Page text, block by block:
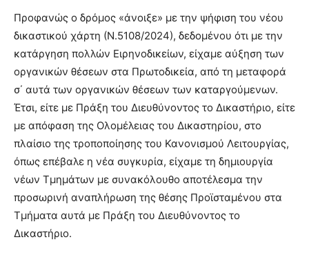
Προφανώς ο δρόμος «άνοιξε» με την ψήφιση του νέου
δικαστικού χάρτη (Ν.5108/2024), δεδομένου ότι με την
κατάργηση πολλών Ειρηνοδικείων, είχαμε αύξηση των
οργανικών θέσεων στα Πρωτοδικεία, από τη μεταφορά
σ΄ αυτά των οργανικών θέσεων των καταργούμενων.
Έτσι, είτε με Πράξη του Διευθύνοντος το Δικαστήριο, είτε
με απόφαση της Ολομέλειας του Δικαστηρίου, στο
πλαίσιο της τροποποίησης του Κανονισμού Λειτουργίας,
όπως επέβαλε η νέα συγκυρία, είχαμε τη δημιουργία
νέων Τμημάτων με συνακόλουθο αποτέλεσμα την
προσωρινή αναπλήρωση της θέσης Προϊσταμένου στα
Τμήματα αυτά με Πράξη του Διευθύνοντος το
Δικαστήριο.